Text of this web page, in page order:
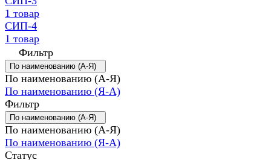
1 товар
СИП-4
1 товар
Фильтр
По наименованию (А-Я)
По наименованию (А-Я)
По наименованию (Я-А)
Фильтр
По наименованию (А-Я)
По наименованию (А-Я)
По наименованию (Я-А)
Статус